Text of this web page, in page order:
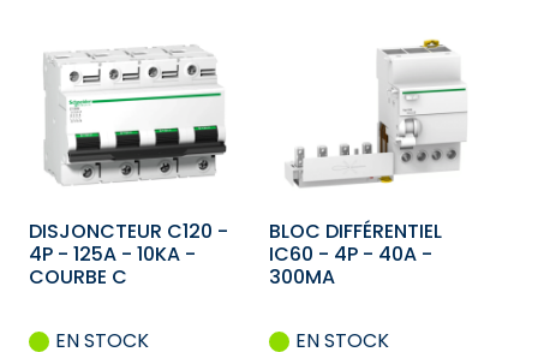
DISJONCTEUR C120 -
4P - 125A - 10KA -
COURBE C
EN STOCK
BLOC DIFFÉRENTIEL
IC60 - 4P - 40A -
300MA
EN STOCK